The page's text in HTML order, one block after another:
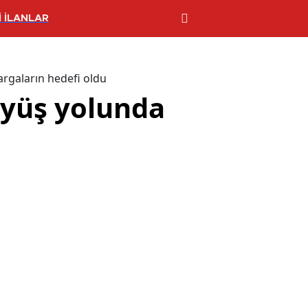
İLANLAR
hedefi oldu
yolunda